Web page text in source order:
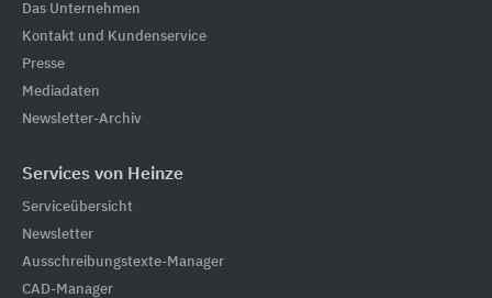
Das Unternehmen
Kontakt und Kundenservice
Presse
Mediadaten
Newsletter-Archiv
Services von Heinze
Serviceübersicht
Newsletter
Ausschreibungstexte-Manager
CAD-Manager